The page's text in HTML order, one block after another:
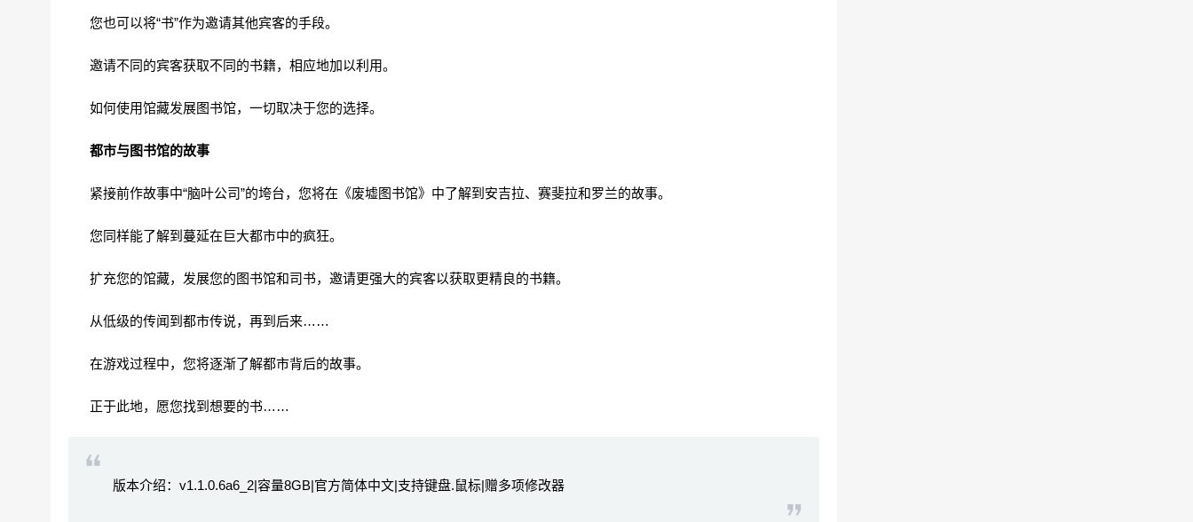
您也可以将“书”作为邀请其他宾客的手段。
邀请不同的宾客获取不同的书籍，相应地加以利用。
如何使用馆藏发展图书馆，一切取决于您的选择。
都市与图书馆的故事
紧接前作故事中“脑叶公司”的垮台，您将在《废墟图书馆》中了解到安吉拉、赛斐拉和罗兰的故事。
您同样能了解到蔓延在巨大都市中的疯狂。
扩充您的馆藏，发展您的图书馆和司书，邀请更强大的宾客以获取更精良的书籍。
从低级的传闻到都市传说，再到后来……
在游戏过程中，您将逐渐了解都市背后的故事。
正于此地，愿您找到想要的书……
版本介绍：v1.1.0.6a6_2|容量8GB|官方简体中文|支持键盘.鼠标|赠多项修改器